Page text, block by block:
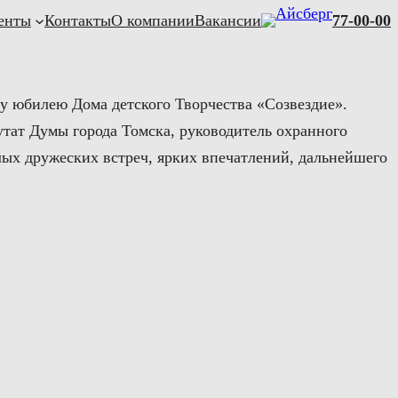
КонтактыО компанииВакансии 77-00-00
Дома детского Творчества «Созвездие».
Думы города Томска, руководитель охранного
дружеских встреч, ярких впечатлений, дальнейшего